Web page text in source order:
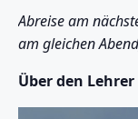
Abreise am
am gleichen
Über den Lehrer